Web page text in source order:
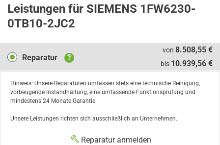
Leistungen für SIEMENS 1FW6230-
0TB10-2JC2
Reparatur
Reparatur ?
von 8.508,55 €
bis 10.939,56 €
Hinweis: Unsere Reparaturen umfassen stets eine technische Reinigung,
vorbeugende Instandhaltung, eine umfassende Funktionsprüfung und
mindestens 24 Monate Garantie.
Unsere Leistungen richten sich ausschließlich an Unternehmen.
Reparatur anmelden